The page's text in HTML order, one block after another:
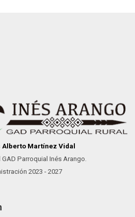
Alberto Martínez Vidal
Parroquial Inés Arango.
2023 - 2027